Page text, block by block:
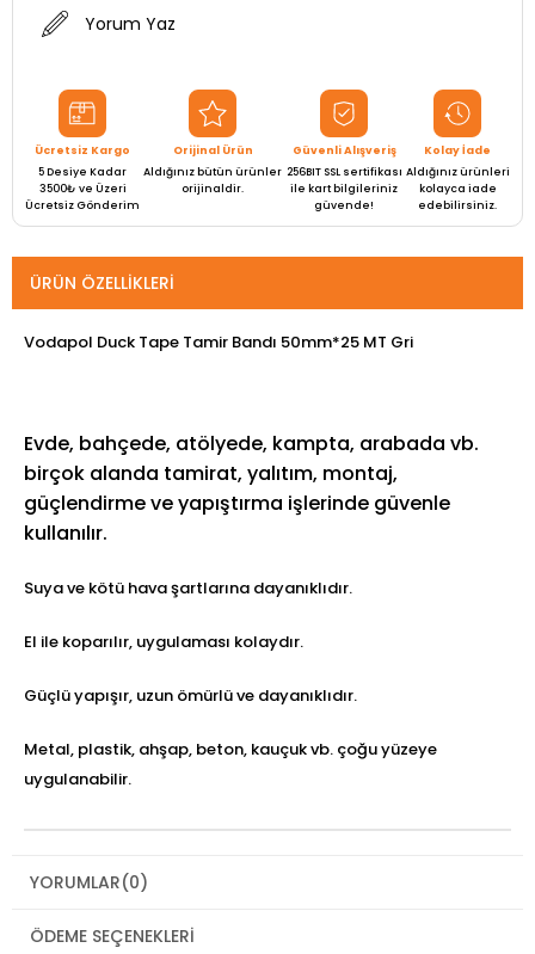
Yorum Yaz
Ücretsiz Kargo
5 Desiye Kadar
3500₺ ve Üzeri
Ücretsiz Gönderim
Orijinal Ürün
Aldığınız bütün ürünler
orijinaldir.
Güvenli Alışveriş
256BIT SSL sertifikası
ile kart bilgileriniz
güvende!
Kolay İade
Aldığınız ürünleri
kolayca iade
edebilirsiniz.
ÜRÜN ÖZELLIKLERI
Vodapol Duck Tape Tamir Bandı 50mm*25 MT Gri
Evde, bahçede, atölyede, kampta, arabada vb.
birçok alanda tamirat, yalıtım, montaj,
güçlendirme ve yapıştırma işlerinde güvenle
kullanılır.
Suya ve kötü hava şartlarına dayanıklıdır.
El ile koparılır, uygulaması kolaydır.
Güçlü yapışır, uzun ömürlü ve dayanıklıdır.
Metal, plastik, ahşap, beton, kauçuk vb. çoğu yüzeye
uygulanabilir.
YORUMLAR(0)
ÖDEME SEÇENEKLERI